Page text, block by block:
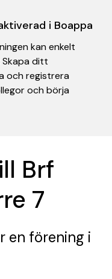
i Boappa
kan enkelt
ditt
och registrera
och börja
Brf
7
en förening i